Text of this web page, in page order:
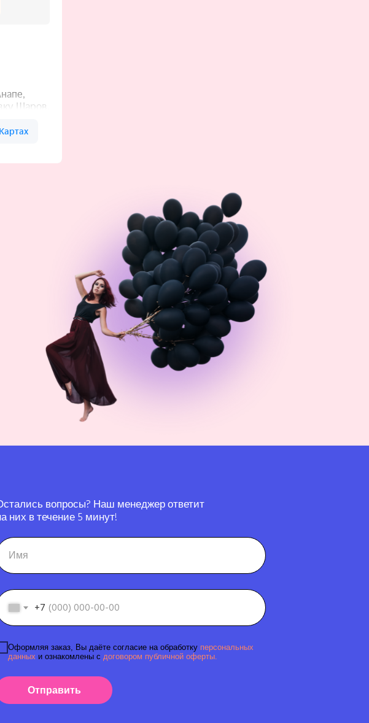
+7
Оформляя заказ, Вы даёте согласие на обработку персональных
данных и ознакомлены с договором публичной оферты.
Отправить
вопросы? Наш менеджер ответит
них в течение 5 минут!